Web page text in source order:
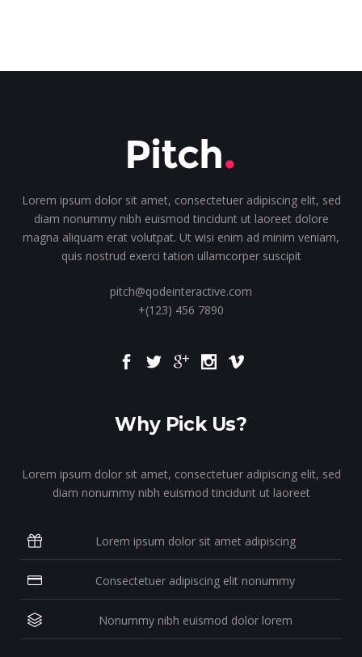
Lorem ipsum dolor sit amet, consectetuer adipiscing elit, sed
diam nonummy nibh euismod tincidunt ut laoreet dolore
magna aliquam erat volutpat. Ut wisi enim ad minim veniam,
quis nostrud exerci tation ullamcorper suscipit
pitch@qodeinteractive.com
+(123) 456 7890
Why Pick Us?
Lorem ipsum dolor sit amet, consectetuer adipiscing elit, sed
diam nonummy nibh euismod tincidunt ut laoreet
Lorem ipsum dolor sit amet adipiscing
Consectetuer adipiscing elit nonummy
Nonummy nibh euismod dolor lorem